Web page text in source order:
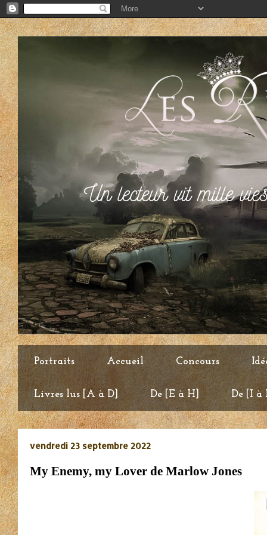
Portraits Accueil Concours
Livres lus [A à D] De [E à H] De [I à
vendredi 23 septembre 2022
My Enemy, my Lover de Marlow Jones